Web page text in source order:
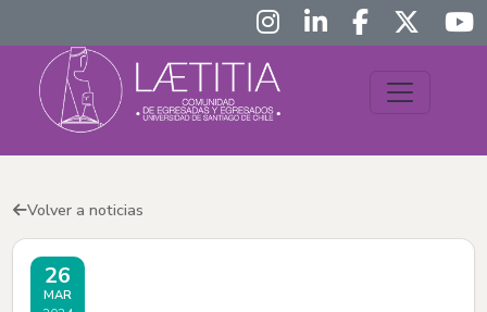
Volver a noticias
26
MAR